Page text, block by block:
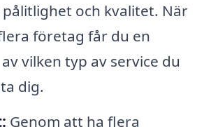
och kvalitet. När
företag får du en
vilken typ av service du
dig.
Genom att ha flera